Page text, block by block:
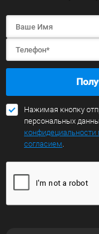
Нажимая кнопку
персональных
согласием